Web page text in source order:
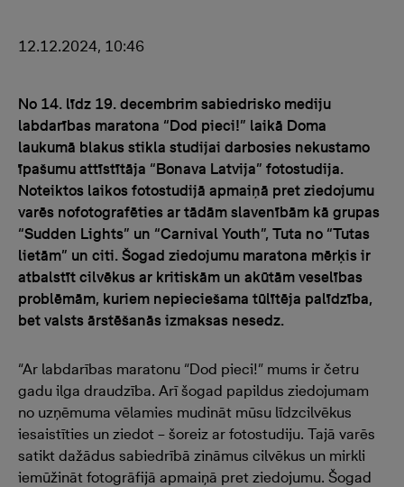
12.12.2024, 10:46
No 14. līdz 19. decembrim sabiedrisko mediju
labdarības maratona “Dod pieci!” laikā Doma
laukumā blakus stikla studijai darbosies nekustamo
īpašumu attīstītāja “Bonava Latvija” fotostudija.
Noteiktos laikos fotostudijā apmaiņā pret ziedojumu
varēs nofotografēties ar tādām slavenībām kā grupas
“Sudden Lights” un “Carnival Youth”, Tuta no “Tutas
lietām” un citi. Šogad ziedojumu maratona mērķis ir
atbalstīt cilvēkus ar kritiskām un akūtām veselības
problēmām, kuriem nepieciešama tūlītēja palīdzība,
bet valsts ārstēšanās izmaksas nesedz.
“Ar labdarības maratonu “Dod pieci!” mums ir četru
gadu ilga draudzība. Arī šogad papildus ziedojumam
no uzņēmuma vēlamies mudināt mūsu līdzcilvēkus
iesaistīties un ziedot – šoreiz ar fotostudiju. Tajā varēs
satikt dažādus sabiedrībā zināmus cilvēkus un mirkli
iemūžināt fotogrāfijā apmaiņā pret ziedojumu. Šogad